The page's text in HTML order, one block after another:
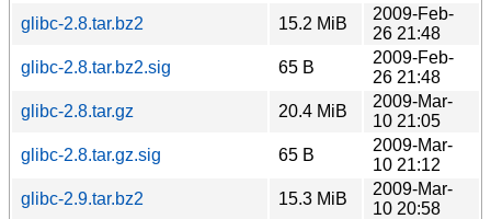
glibc-2.8.tar.bz2
15.2 MiB
2009-Feb-
26 21:48
glibc-2.8.tar.bz2.sig
65 B
2009-Feb-
26 21:48
glibc-2.8.tar.gz
20.4 MiB
2009-Mar-
10 21:05
glibc-2.8.tar.gz.sig
65 B
2009-Mar-
10 21:12
glibc-2.9.tar.bz2
15.3 MiB
2009-Mar-
10 20:58